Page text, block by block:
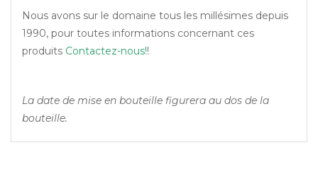
Nous avons sur le domaine tous les millésimes depuis
1990, pour toutes informations concernant ces
produits Contactez-nous!!
La date de mise en bouteille figurera au dos de la
bouteille.